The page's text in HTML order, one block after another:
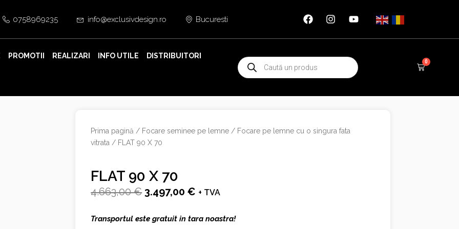
0758969235 info@exclusivdesign.ro Bucuresti
PROMOTII REALIZARI INFO UTILE DISTRIBUITORI
Products
search
0
Cart
Prima pagină / Focare seminee pe lemne / Focare pe lemne cu o singura fata
vitrata / FLAT 90 X 70
FLAT 90 X 70
4.663,00€ Prețul
a
3.497,00€ Prețul
este:
+ TVA
Transportul este gratuit in tara noastra!